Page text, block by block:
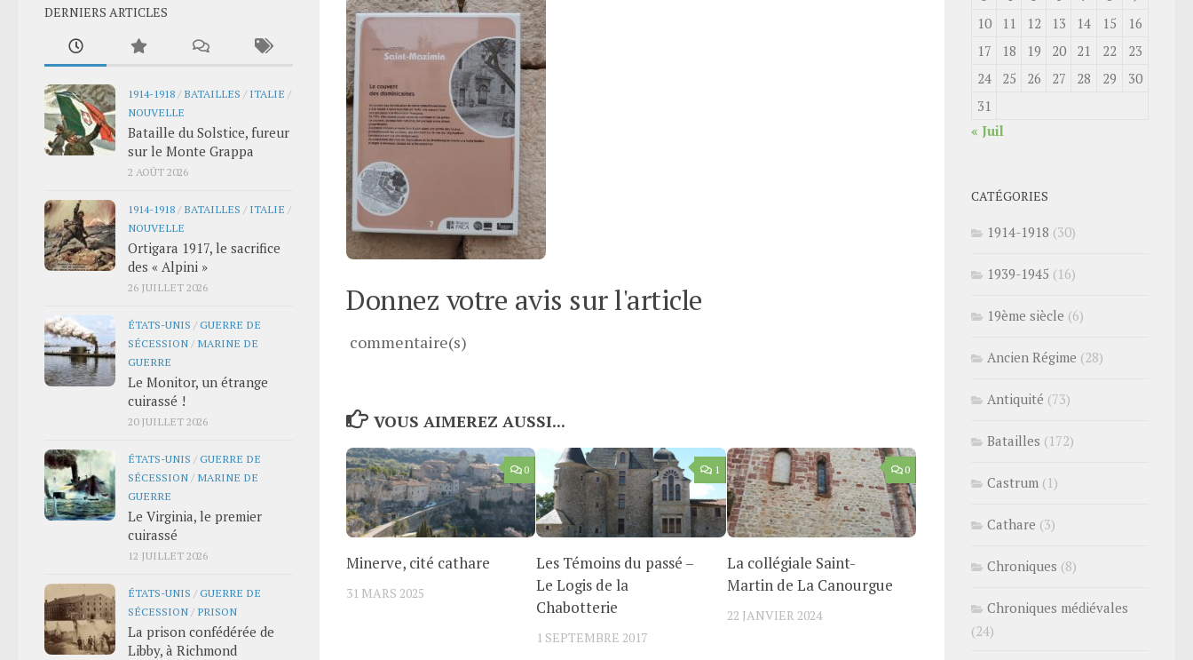
Donnez votre avis sur l'article
commentaire(s)
VOUS AIMEREZ AUSSI...
0
Minerve, cité cathare
31 MARS 2025
1
Les Témoins du passé –
Le Logis de la
Chabotterie
1 SEPTEMBRE 2017
0
La collégiale Saint-
Martin de La Canourgue
22 JANVIER 2024
DERNIERS ARTICLES
1914-1918 / BATAILLES / ITALIE /
NOUVELLE
Bataille du Solstice, fureur
sur le Monte Grappa
2 AOÛT 2026
1914-1918 / BATAILLES / ITALIE /
NOUVELLE
Ortigara 1917, le sacrifice
des « Alpini »
26 JUILLET 2026
ÉTATS-UNIS /GUERRE DE
SÉCESSION / MARINE DE
GUERRE
Le Monitor, un étrange
cuirassé !
20 JUILLET 2026
ÉTATS-UNIS /GUERRE DE
SÉCESSION / MARINE DE
GUERRE
Le Virginia, le premier
cuirassé
12 JUILLET 2026
ÉTATS-UNIS /GUERRE DE
SÉCESSION / PRISON
La prison confédérée de
Libby, à Richmond
10
11 12 13 14 15
16
17
18 19 20 21 22
23
24
25 26 27 28 29
30
31
« Juil
CATÉGORIES
1914-1918 (30)
1939-1945 (16)
19ème siècle (6)
Ancien Régime (28)
Antiquité (73)
Batailles (172)
Castrum (1)
Cathare (3)
Chroniques (8)
Chroniques médiévales
(24)